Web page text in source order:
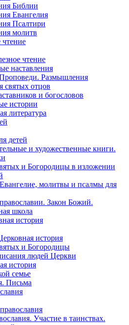
Библии
Евангелия
Псалтири
молитв
чтение
наставления
Размышления
святых отцов
и богословов
истории
литература
детей
и художественные книги.
и Богородицы в изложении
молитвы и псалмы для
Закон Божий.
школа
история
история
и Богородицы
людей Церкви
история
семье
Письма
Участие в таинствах.